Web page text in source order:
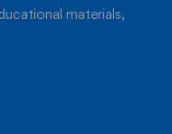
materials,